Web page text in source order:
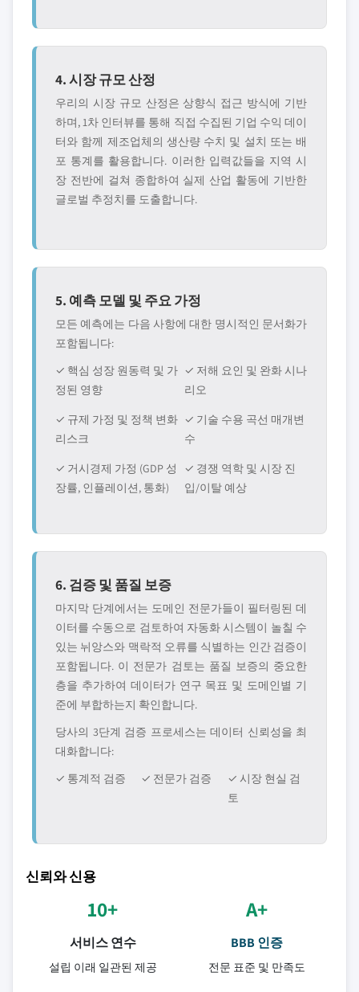
4. 시장 규모 산정
우리의 시장 규모 산정은 상향식 접근 방식에 기반
하며, 1차 인터뷰를 통해 직접 수집된 기업 수익 데이
터와 함께 제조업체의 생산량 수치 및 설치 또는 배
포 통계를 활용합니다. 이러한 입력값들을 지역 시
장 전반에 걸쳐 종합하여 실제 산업 활동에 기반한
글로벌 추정치를 도출합니다.
5. 예측 모델 및 주요 가정
모든 예측에는 다음 사항에 대한 명시적인 문서화가
포함됩니다:
✓ 핵심 성장 원동력 및 가
정된 영향
✓ 저해 요인 및 완화 시나
리오
✓ 규제 가정 및 정책 변화
리스크
✓ 기술 수용 곡선 매개변
수
✓ 거시경제 가정 (GDP 성
장률, 인플레이션, 통화)
✓ 경쟁 역학 및 시장 진
입/이탈 예상
6. 검증 및 품질 보증
마지막 단계에서는 도메인 전문가들이 필터링된 데
이터를 수동으로 검토하여 자동화 시스템이 놀칠 수
있는 뉘앙스와 맥락적 오류를 식별하는 인간 검증이
포함됩니다. 이 전문가 검토는 품질 보증의 중요한
층을 추가하여 데이터가 연구 목표 및 도메인별 기
준에 부합하는지 확인합니다.
당사의 3단계 검증 프로세스는 데이터 신뢰성을 최
대화합니다:
✓ 통계적 검증
✓ 전문가 검증
✓ 시장 현실 검
토
신뢰와 신용
10+
서비스 연수
설립 이래 일관된 제공
A+
BBB 인증
전문 표준 및 만족도